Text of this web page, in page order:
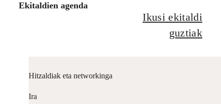
Ekitaldien agenda
Ikusi ekitaldi
guztiak
Hitzaldiak eta networkinga
Ira